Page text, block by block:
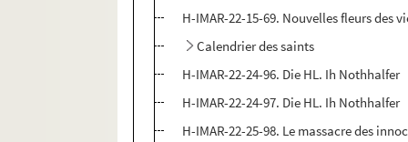
H-IMAR-22-15-69. Nouvelles fleurs des
Calendrier des saints
H-IMAR-22-24-96. Die HL. Ih Nothhalfer
H-IMAR-22-24-97. Die HL. Ih Nothhalfer
H-IMAR-22-25-98. Le massacre des